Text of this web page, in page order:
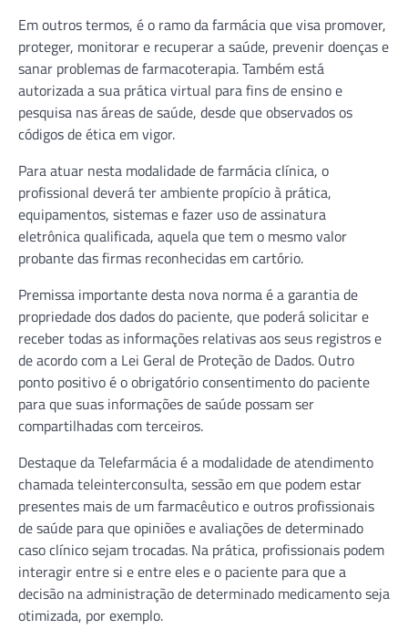
Em outros termos, é o ramo da farmácia que visa promover,
proteger, monitorar e recuperar a saúde, prevenir doenças e
sanar problemas de farmacoterapia. Também está
autorizada a sua prática virtual para fins de ensino e
pesquisa nas áreas de saúde, desde que observados os
códigos de ética em vigor.
Para atuar nesta modalidade de farmácia clínica, o
profissional deverá ter ambiente propício à prática,
equipamentos, sistemas e fazer uso de assinatura
eletrônica qualificada, aquela que tem o mesmo valor
probante das firmas reconhecidas em cartório.
Premissa importante desta nova norma é a garantia de
propriedade dos dados do paciente, que poderá solicitar e
receber todas as informações relativas aos seus registros e
de acordo com a Lei Geral de Proteção de Dados. Outro
ponto positivo é o obrigatório consentimento do paciente
para que suas informações de saúde possam ser
compartilhadas com terceiros.
Destaque da Telefarmácia é a modalidade de atendimento
chamada teleinterconsulta, sessão em que podem estar
presentes mais de um farmacêutico e outros profissionais
de saúde para que opiniões e avaliações de determinado
caso clínico sejam trocadas. Na prática, profissionais podem
interagir entre si e entre eles e o paciente para que a
decisão na administração de determinado medicamento seja
otimizada, por exemplo.